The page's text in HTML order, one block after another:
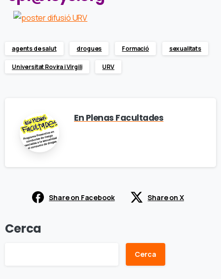
agents de salut drogues Formació sexualitats
Universitat Rovira i Virgili URV
En Plenas Facultades
Share on Facebook Share on X
Cerca
Cerca